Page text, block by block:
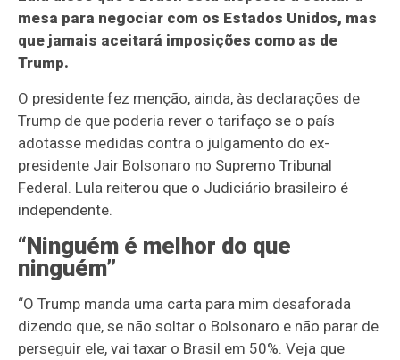
mesa para negociar com os Estados Unidos, mas
que jamais aceitará imposições como as de
Trump.
O presidente fez menção, ainda, às declarações de
Trump de que poderia rever o tarifaço se o país
adotasse medidas contra o julgamento do ex-
presidente Jair Bolsonaro no Supremo Tribunal
Federal. Lula reiterou que o Judiciário brasileiro é
independente.
“Ninguém é melhor do que
ninguém”
“O Trump manda uma carta para mim desaforada
dizendo que, se não soltar o Bolsonaro e não parar de
perseguir ele, vai taxar o Brasil em 50%. Veja que